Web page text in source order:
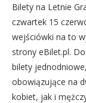
Bilety na Letnie
czwartek 15
wejściówki na to
strony eBilet.pl.
bilety
obowiązujące na
kobiet, jak i